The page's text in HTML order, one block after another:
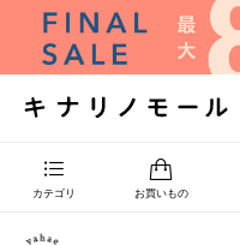
カテゴリ お買いもの